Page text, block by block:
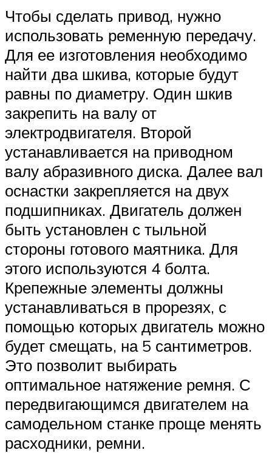
Чтобы сделать привод, нужно
использовать ременную передачу.
Для ее изготовления необходимо
найти два шкива, которые будут
равны по диаметру. Один шкив
закрепить на валу от
электродвигателя. Второй
устанавливается на приводном
валу абразивного диска. Далее вал
оснастки закрепляется на двух
подшипниках. Двигатель должен
быть установлен с тыльной
стороны готового маятника. Для
этого используются 4 болта.
Крепежные элементы должны
устанавливаться в прорезях, с
помощью которых двигатель можно
будет смещать, на 5 сантиметров.
Это позволит выбирать
оптимальное натяжение ремня. С
передвигающимся двигателем на
самодельном станке проще менять
расходники, ремни.